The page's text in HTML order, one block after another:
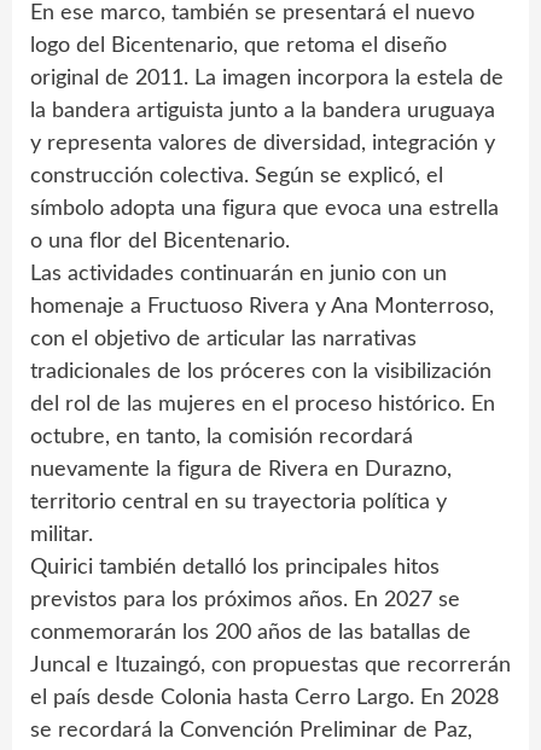
En ese marco, también se presentará el nuevo
logo del Bicentenario, que retoma el diseño
original de 2011. La imagen incorpora la estela de
la bandera artiguista junto a la bandera uruguaya
y representa valores de diversidad, integración y
construcción colectiva. Según se explicó, el
símbolo adopta una figura que evoca una estrella
o una flor del Bicentenario.
Las actividades continuarán en junio con un
homenaje a Fructuoso Rivera y Ana Monterroso,
con el objetivo de articular las narrativas
tradicionales de los próceres con la visibilización
del rol de las mujeres en el proceso histórico. En
octubre, en tanto, la comisión recordará
nuevamente la figura de Rivera en Durazno,
territorio central en su trayectoria política y
militar.
Quirici también detalló los principales hitos
previstos para los próximos años. En 2027 se
conmemorarán los 200 años de las batallas de
Juncal e Ituzaingó, con propuestas que recorrerán
el país desde Colonia hasta Cerro Largo. En 2028
se recordará la Convención Preliminar de Paz,